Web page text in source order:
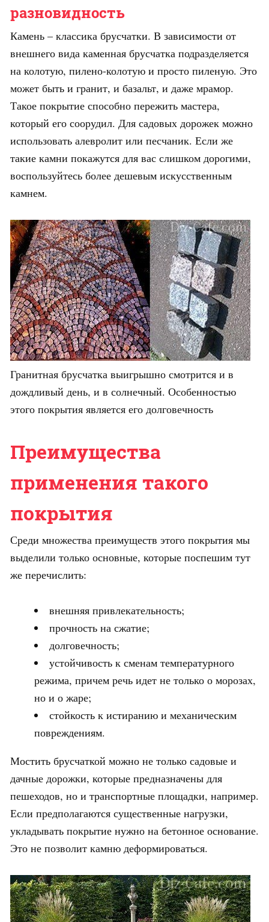
разновидность
Камень – классика брусчатки. В зависимости от
внешнего вида каменная брусчатка подразделяется
на колотую, пилено-колотую и просто пиленую. Это
может быть и гранит, и базальт, и даже мрамор.
Такое покрытие способно пережить мастера,
который его соорудил. Для садовых дорожек можно
использовать алевролит или песчаник. Если же
такие камни покажутся для вас слишком дорогими,
воспользуйтесь более дешевым искусственным
камнем.
Гранитная брусчатка выигрышно смотрится и в
дождливый день, и в солнечный. Особенностью
этого покрытия является его долговечность
Преимущества
применения такого
покрытия
Среди множества преимуществ этого покрытия мы
выделили только основные, которые поспешим тут
же перечислить:
внешняя привлекательность;
прочность на сжатие;
долговечность;
устойчивость к сменам температурного
режима, причем речь идет не только о морозах,
но и о жаре;
стойкость к истиранию и механическим
повреждениям.
Мостить брусчаткой можно не только садовые и
дачные дорожки, которые предназначены для
пешеходов, но и транспортные площадки, например.
Если предполагаются существенные нагрузки,
укладывать покрытие нужно на бетонное основание.
Это не позволит камню деформироваться.